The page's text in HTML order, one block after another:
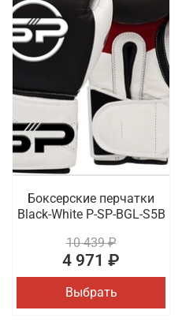
Боксерские перчатки
Black-White P-SP-BGL-S5B
10 439 ₽
4 971 ₽
Выбрать